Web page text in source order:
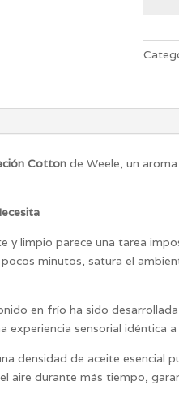
Cotton de Weele, un
y limpio parece una tarea
minutos, satura el
en frío ha sido
sensorial idéntica
densidad de aceite esencial
aire durante más tiempo,